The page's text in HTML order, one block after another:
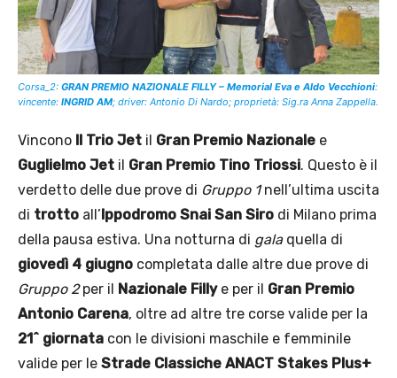
Corsa_2: GRAN PREMIO NAZIONALE FILLY – Memorial Eva e Aldo Vecchioni:
vincente: INGRID AM; driver: Antonio Di Nardo; proprietà: Sig.ra Anna Zappella.
Vincono Il Trio Jet il Gran Premio Nazionale e
Guglielmo Jet il Gran Premio Tino Triossi. Questo è il
verdetto delle due prove di Gruppo 1nell’ultima uscita
di trotto all’Ippodromo Snai San Siro di Milano prima
della pausa estiva. Una notturna di galaquella di
giovedì 4 giugno completata dalle altre due prove di
Gruppo 2per il Nazionale Fillye per il Gran Premio
Antonio Carena, oltre ad altre tre corse valide per la
21^ giornata con le divisioni maschile e femminile
valide per le Strade Classiche ANACT Stakes Plus+